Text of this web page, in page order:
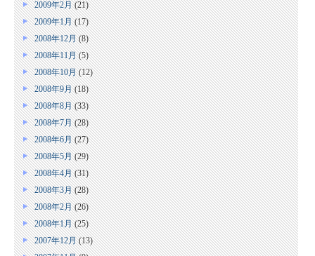
2009年2月(21)
2009年1月(17)
2008年12月(8)
2008年11月(5)
2008年10月(12)
2008年9月(18)
2008年8月(33)
2008年7月(28)
2008年6月(27)
2008年5月(29)
2008年4月(31)
2008年3月(28)
2008年2月(26)
2008年1月(25)
2007年12月(13)